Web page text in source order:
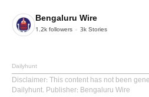
Bengaluru Wire
1.2k followers 3k Stories
Dailyhunt
Disclaimer: This content has not been
Dailyhunt. Publisher: Bengaluru Wire